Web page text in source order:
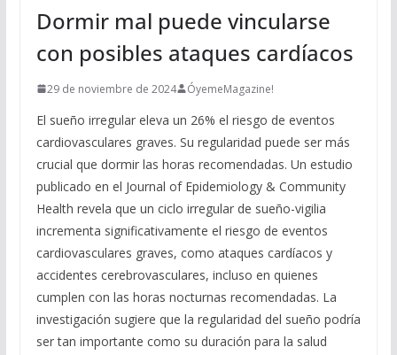
Dormir mal puede vincularse
con posibles ataques cardíacos
29 de noviembre de 2024 ÓyemeMagazine!
El sueño irregular eleva un 26% el riesgo de eventos
cardiovasculares graves. Su regularidad puede ser más
crucial que dormir las horas recomendadas. Un estudio
publicado en el Journal of Epidemiology & Community
Health revela que un ciclo irregular de sueño-vigilia
incrementa significativamente el riesgo de eventos
cardiovasculares graves, como ataques cardíacos y
accidentes cerebrovasculares, incluso en quienes
cumplen con las horas nocturnas recomendadas. La
investigación sugiere que la regularidad del sueño podría
ser tan importante como su duración para la salud